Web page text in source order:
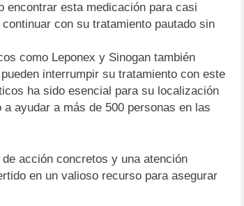
encontrar esta medicación para casi
con su tratamiento pautado sin
como Leponex y Sinogan también
interrumpir su tratamiento con este
ha sido esencial para su localización
ayudar a más de 500 personas en las
acción concretos y una atención
en un valioso recurso para asegurar